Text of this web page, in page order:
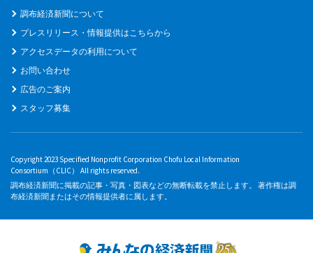
調布経済新聞について
プレスリリース・情報提供はこちらから
アクセスデータの利用について
お問い合わせ
広告のご案内
スタッフ募集
Copyright 2023 Specified Nonprofit Corporation Chofu Local Information
Consortium（CLIC） All rights reserved.
調布経済新聞に掲載の記事・写真・図表などの無断転載を禁止します。 著作権は調
布経済新聞またはその情報提供者に属します。